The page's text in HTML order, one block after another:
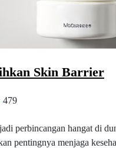
Skin Barrier
479
perbincangan hangat di
pentingnya menjaga